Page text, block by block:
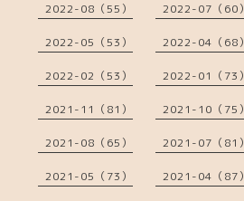
2022-08（55） 2022-07（60）
2022-05（53） 2022-04（68）
2022-02（53） 2022-01（73）
2021-11（81） 2021-10（75）
2021-08（65） 2021-07（81）
2021-05（73） 2021-04（87）